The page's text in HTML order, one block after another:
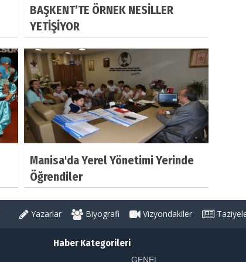
BAŞKENT’TE ÖRNEK NESİLLER
YETİŞİYOR
Manisa'da Yerel Yönetimi Yerinde
Öğrendiler
Yazarlar Biyografi Vizyondakiler
Haber Kategorileri
GENEL